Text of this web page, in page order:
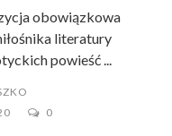
obowiązkowa
literatury
powieść ...
0